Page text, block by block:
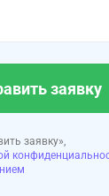
заявку
заявку»,